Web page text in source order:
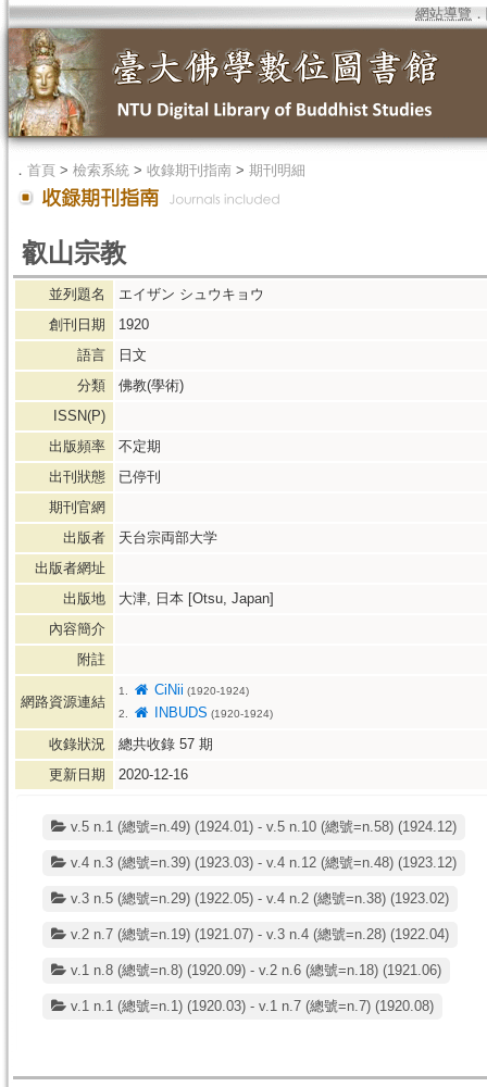
網站導覽 ．
． 首頁 > 檢索系統 > 收錄期刊指南 > 期刊明細
叡山宗教
並列題名
エイザン シュウキョウ
創刊日期
1920
語言
日文
分類
佛教(學術)
ISSN(P)
出版頻率
不定期
出刊狀態
已停刊
期刊官網
出版者
天台宗両部大学
出版者網址
出版地
大津, 日本 [Otsu, Japan]
內容簡介
附註
網路資源連結
1. CiNii (1920-1924)
2.
INBUDS (1920-1924)
收錄狀況 總共收錄 57 期
更新日期
2020-12-16
v.5 n.1 (總號=n.49) (1924.01) - v.5 n.10 (總號=n.58) (1924.12)
v.4 n.3 (總號=n.39) (1923.03) - v.4 n.12 (總號=n.48) (1923.12)
v.3 n.5 (總號=n.29) (1922.05) - v.4 n.2 (總號=n.38) (1923.02)
v.2 n.7 (總號=n.19) (1921.07) - v.3 n.4 (總號=n.28) (1922.04)
v.1 n.8 (總號=n.8) (1920.09) - v.2 n.6 (總號=n.18) (1921.06)
v.1 n.1 (總號=n.1) (1920.03) - v.1 n.7 (總號=n.7) (1920.08)